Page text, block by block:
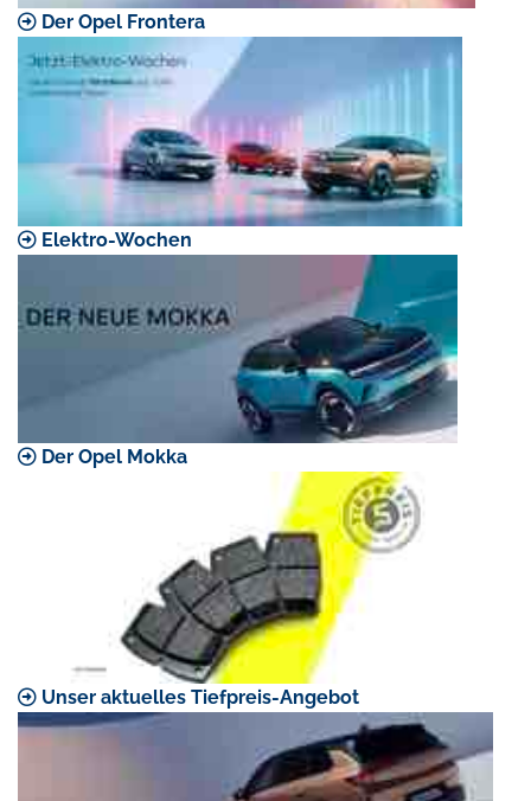
Der Opel Frontera
Elektro-Wochen
Der Opel Mokka
Unser aktuelles Tiefpreis-Angebot